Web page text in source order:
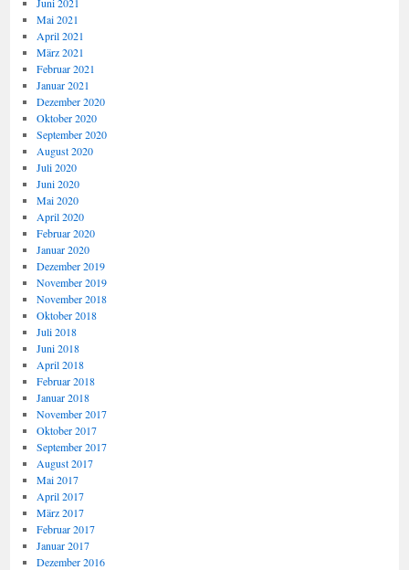
Mai 2021
April 2021
März 2021
Februar 2021
Januar 2021
Dezember 2020
Oktober 2020
September 2020
August 2020
Juli 2020
Juni 2020
Mai 2020
April 2020
Februar 2020
Januar 2020
Dezember 2019
November 2019
November 2018
Oktober 2018
Juli 2018
Juni 2018
April 2018
Februar 2018
Januar 2018
November 2017
Oktober 2017
September 2017
August 2017
Mai 2017
April 2017
März 2017
Februar 2017
Januar 2017
Dezember 2016